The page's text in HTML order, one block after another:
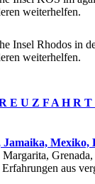
weiterhelfen.
Insel Rhodos in
weiterhelfen.
E U Z F A H R T
Mexiko,
aus